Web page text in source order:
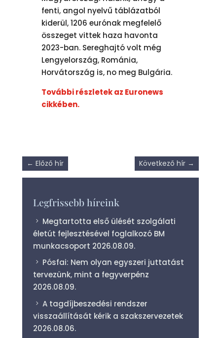
fenti, angol nyelvű táblázatból
kiderül, 1206 eurónak megfelelő
összeget vittek haza havonta
2023-ban. Sereghajtó volt még
Lengyelország, Románia,
Horvátország is, no meg Bulgária.
További részletek az Euronews
cikkében.
← Előző hír Következő hír →
Legfrissebb híreink
Megtartotta első ülését szolgálati
életút fejlesztésével foglalkozó BM
munkacsoport 2026.08.09.
Pósfai: Nem olyan egyszeri juttatást
tervezünk, mint a fegyverpénz
2026.08.09.
A tagdíjbeszedési rendszer
visszaállítását kérik a szakszervezetek
2026.08.06.